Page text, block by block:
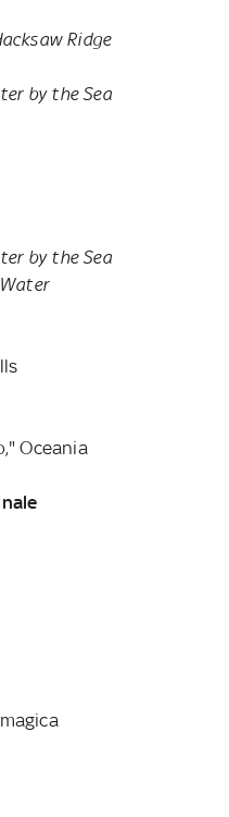
Ridge
by the Sea
by the Sea
Oceania